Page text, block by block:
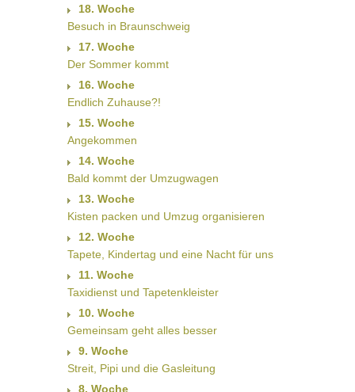
18. Woche
Besuch in Braunschweig
17. Woche
Der Sommer kommt
16. Woche
Endlich Zuhause?!
15. Woche
Angekommen
14. Woche
Bald kommt der Umzugwagen
13. Woche
Kisten packen und Umzug organisieren
12. Woche
Tapete, Kindertag und eine Nacht für uns
11. Woche
Taxidienst und Tapetenkleister
10. Woche
Gemeinsam geht alles besser
9. Woche
Streit, Pipi und die Gasleitung
8. Woche